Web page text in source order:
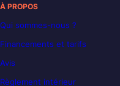
À PROPOS
Qui sommes-nous ?
Financements et tarifs
Avis
Règlement intérieur